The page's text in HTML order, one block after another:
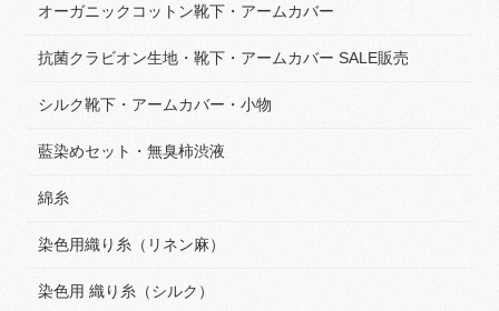
オーガニックコットン靴下・アームカバー
抗菌クラビオン生地・靴下・アームカバー SALE販売
シルク靴下・アームカバー・小物
藍染めセット・無臭柿渋液
綿糸
染色用織り糸（リネン麻）
染色用 織り糸（シルク）